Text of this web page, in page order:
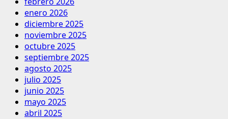
enero 2026
diciembre 2025
noviembre 2025
octubre 2025
septiembre 2025
agosto 2025
julio 2025
junio 2025
mayo 2025
abril 2025